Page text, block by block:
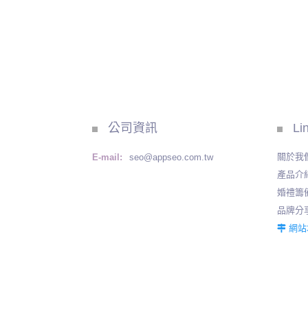
公司資訊
E-mail: seo@appseo.com.tw
關於我
產品介
婚禮籌
品牌分
網